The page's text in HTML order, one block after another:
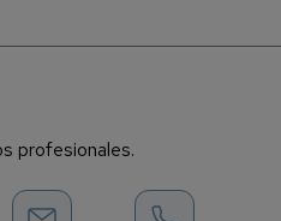
profesionales.